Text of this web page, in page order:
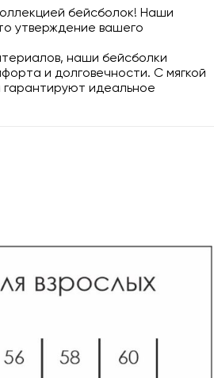
бейсболок! Наши
утверждение вашего
наши бейсболки
и долговечности. С мягкой
гарантируют идеальное